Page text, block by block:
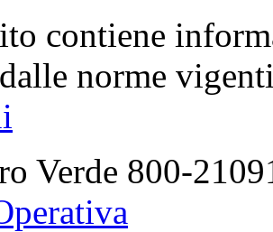
contiene
norme
Verde 800-